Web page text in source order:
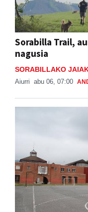
Sorabilla Trail,
nagusia
SORABILLAKO
Aiurri abu 06, 07:00